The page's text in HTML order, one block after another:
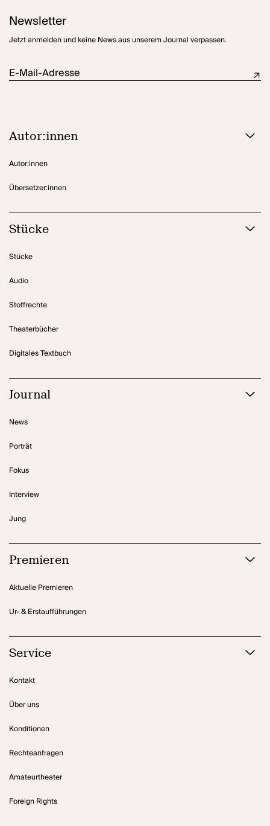
Newsletter
Jetzt anmelden und keine News aus unserem Journal verpassen.
E-Mail-Adresse
Autor:innen
Autor:innen
Übersetzer:innen
Stücke
Stücke
Audio
Stoffrechte
Theaterbücher
Digitales Textbuch
Journal
News
Porträt
Fokus
Interview
Jung
Premieren
Aktuelle Premieren
Ur- & Erstaufführungen
Service
Kontakt
Über uns
Konditionen
Rechteanfragen
Amateurtheater
Foreign Rights